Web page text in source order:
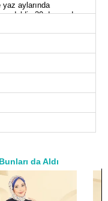
aylarında
30 derecede
viskon kumaştan
çeker. Önden düğme
de kullanım kolaylığı
bir kullanım
da Aldı